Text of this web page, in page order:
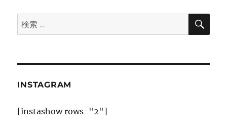
ン
検
索:
検
INSTAGRAM
[instashow rows="2"]